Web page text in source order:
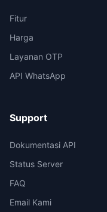
Fitur
Harga
Layanan OTP
API WhatsApp
Support
Dokumentasi API
Status Server
FAQ
Email Kami